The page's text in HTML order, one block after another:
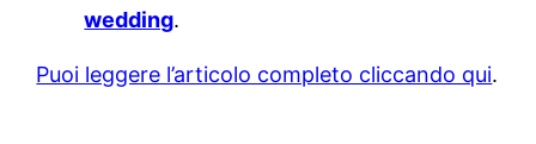
wedding.
Puoi leggere l’articolo completo cliccando qui.